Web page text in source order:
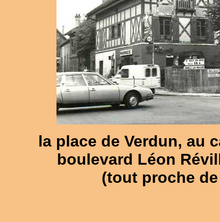
la place de Verdun, au
boulevard Léon
(tout proche